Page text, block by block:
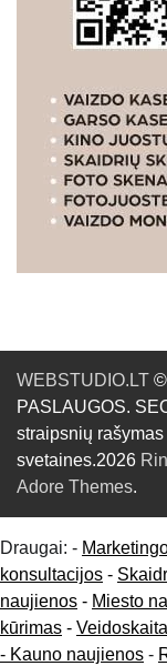
WEBSTUDIO.LT ©
PASLAUGOS.
straipsnių
svetaines.2026
Adore Themes.
Draugai: -
konsultacijos -
naujienos - Miesto
kūrimas - Veidoskaita
- Kauno naujienos -